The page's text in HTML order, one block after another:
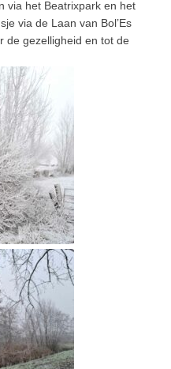
via het Beatrixpark en het
via de Laan van Bol’Es
de gezelligheid en tot de